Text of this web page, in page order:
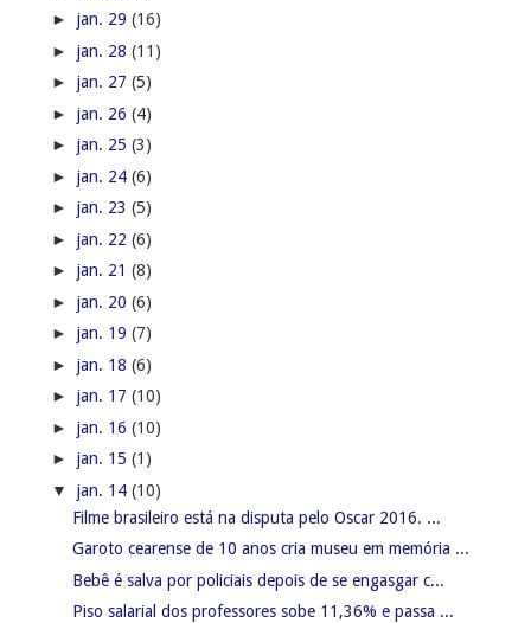
► jan. 29 (16)
► jan. 28 (11)
► jan. 27 (5)
► jan. 26 (4)
► jan. 25 (3)
► jan. 24 (6)
► jan. 23 (5)
► jan. 22 (6)
► jan. 21 (8)
► jan. 20 (6)
► jan. 19 (7)
► jan. 18 (6)
► jan. 17 (10)
► jan. 16 (10)
► jan. 15 (1)
▼ jan. 14 (10)
Filme brasileiro está na disputa pelo Oscar 2016. ...
Garoto cearense de 10 anos cria museu em memória ...
Bebê é salva por policiais depois de se engasgar c...
Piso salarial dos professores sobe 11,36% e passa ...